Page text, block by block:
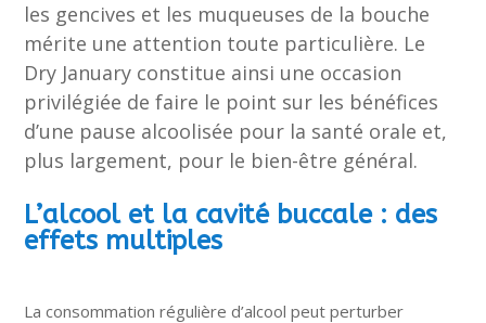
les gencives et les muqueuses de la bouche
mérite une attention toute particulière. Le
Dry January constitue ainsi une occasion
privilégiée de faire le point sur les bénéfices
d’une pause alcoolisée pour la santé orale et,
plus largement, pour le bien-être général.
L’alcool et la cavité buccale : des
effets multiples
La consommation régulière d’alcool peut perturber